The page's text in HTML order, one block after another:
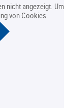
nicht angezeigt. Um
von Cookies.